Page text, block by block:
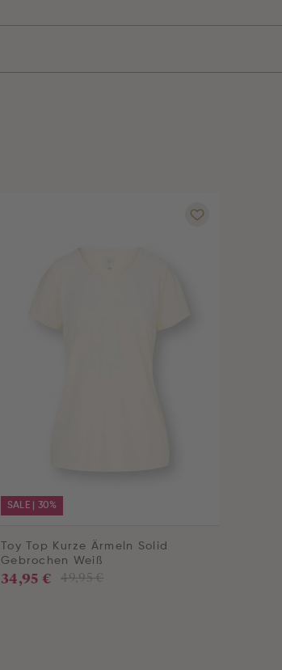
SALE | 30%
Toy Top Kurze Ärmeln Solid
Gebrochen Weiß
49,95 €
34,95 €